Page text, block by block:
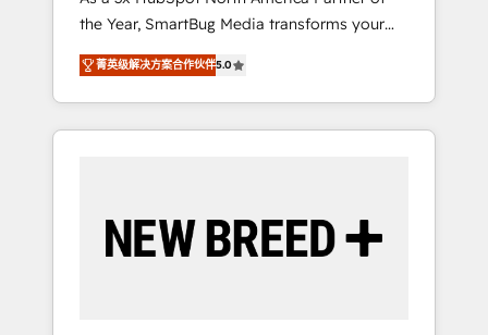
2 Type I and HIPAA attested for enterprise-
grade data security. 🏆 Why Bluleadz? GTM
OS Partner | 16+ Years Experience | 1,000+
Five-Star Reviews
the Year, SmartBug Media transforms your
customer lifecycle into a revenue engine. Our
unified ecosystem includes specialized
divisions Globalia (AI & Software) and Point
Success Media (Paid Media), making this the
by Globalia’s technical development team. -
19 HubSpot-certified trainers to drive
菁英级解决方案合作伙伴5.0